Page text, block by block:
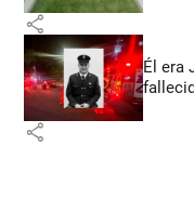
share
Él era
share